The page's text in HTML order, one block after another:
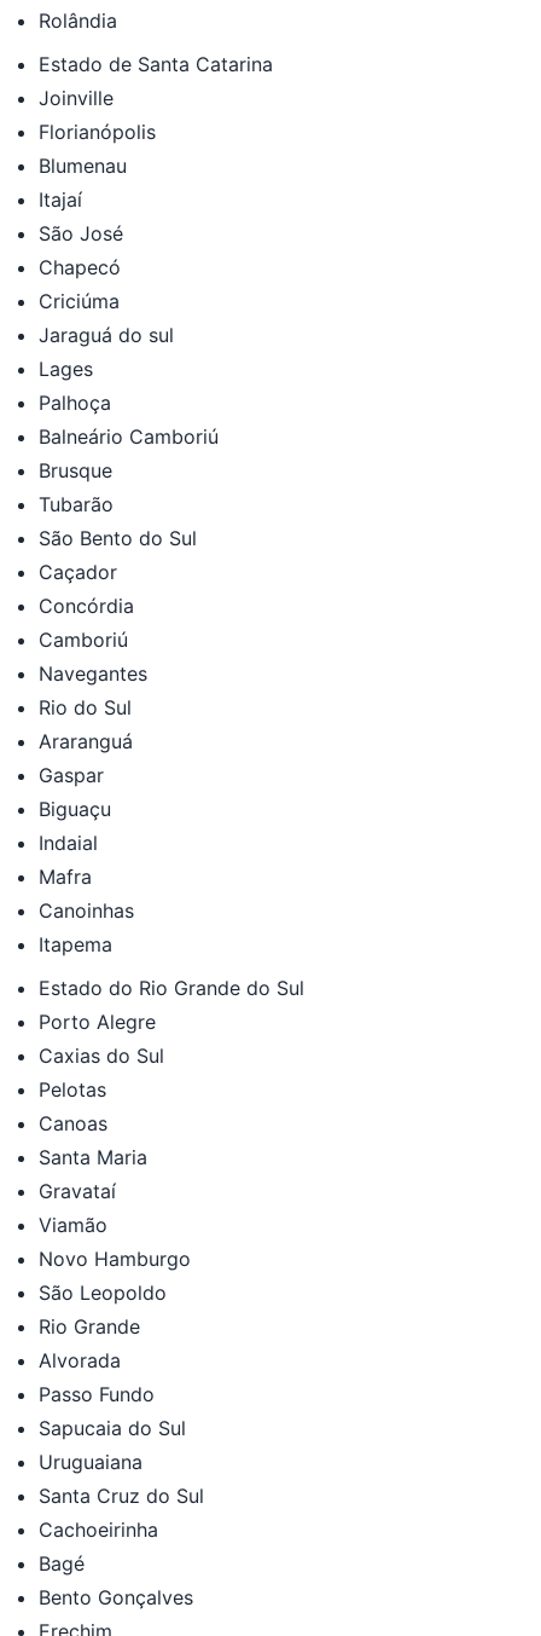
Rolândia
Estado de Santa Catarina
Joinville
Florianópolis
Blumenau
Itajaí
São José
Chapecó
Criciúma
Jaraguá do sul
Lages
Palhoça
Balneário Camboriú
Brusque
Tubarão
São Bento do Sul
Caçador
Concórdia
Camboriú
Navegantes
Rio do Sul
Araranguá
Gaspar
Biguaçu
Indaial
Mafra
Canoinhas
Itapema
Estado do Rio Grande do Sul
Porto Alegre
Caxias do Sul
Pelotas
Canoas
Santa Maria
Gravataí
Viamão
Novo Hamburgo
São Leopoldo
Rio Grande
Alvorada
Passo Fundo
Sapucaia do Sul
Uruguaiana
Santa Cruz do Sul
Cachoeirinha
Bagé
Bento Gonçalves
Erechim